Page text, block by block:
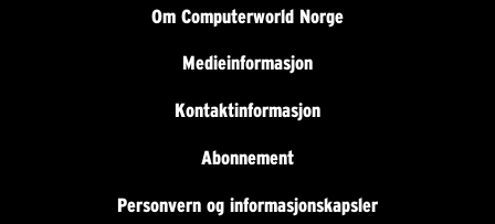
Om Computerworld Norge
Medieinformasjon
Kontaktinformasjon
Abonnement
Personvern og informasjonskapsler